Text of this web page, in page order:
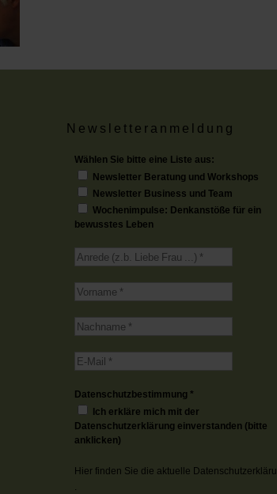
Newsletteranmeldung
Wählen Sie bitte eine Liste aus:
Newsletter Beratung und Workshops
Newsletter Business und Team
Wochenimpulse: Denkanstöße für ein
bewusstes Leben
Datenschutzbestimmung *
Ich erkläre mich mit der
Datenschutzerklärung einverstanden (bitte
anklicken)
Hier finden Sie die aktuelle
.